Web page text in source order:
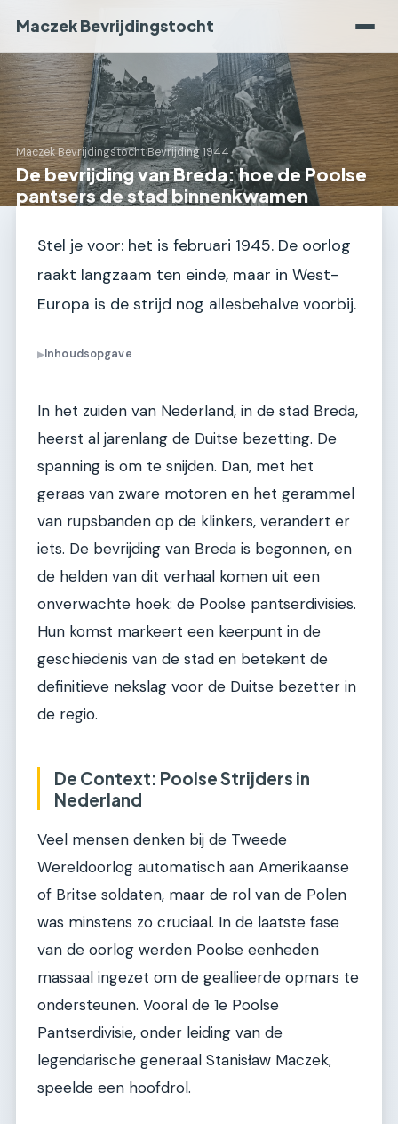
Maczek Bevrijdingstocht
Maczek Bevrijdingstocht›Bevrijding 1944
De bevrijding van Breda: hoe de Poolse
pantsers de stad binnenkwamen
Stel je voor: het is februari 1945. De oorlog
raakt langzaam ten einde, maar in West-
Europa is de strijd nog allesbehalve voorbij.
▶Inhoudsopgave
In het zuiden van Nederland, in de stad Breda,
heerst al jarenlang de Duitse bezetting. De
spanning is om te snijden. Dan, met het
geraas van zware motoren en het gerammel
van rupsbanden op de klinkers, verandert er
iets. De bevrijding van Breda is begonnen, en
de helden van dit verhaal komen uit een
onverwachte hoek: de Poolse pantserdivisies.
Hun komst markeert een keerpunt in de
geschiedenis van de stad en betekent de
definitieve nekslag voor de Duitse bezetter in
de regio.
De Context: Poolse Strijders in
Nederland
Veel mensen denken bij de Tweede
Wereldoorlog automatisch aan Amerikaanse
of Britse soldaten, maar de rol van de Polen
was minstens zo cruciaal. In de laatste fase
van de oorlog werden Poolse eenheden
massaal ingezet om de geallieerde opmars te
ondersteunen. Vooral de 1e Poolse
Pantserdivisie, onder leiding van de
legendarische generaal Stanisław Maczek,
speelde een hoofdrol.